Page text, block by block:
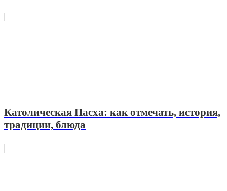
Католическая Пасха: как отмечать, история,
традиции, блюда